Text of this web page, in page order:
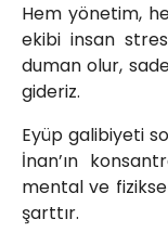
Hem yönetim,
ekibi insan
duman olur,
gideriz.
Eyüp galibiyeti
İnan’ın
mental ve
şarttır.